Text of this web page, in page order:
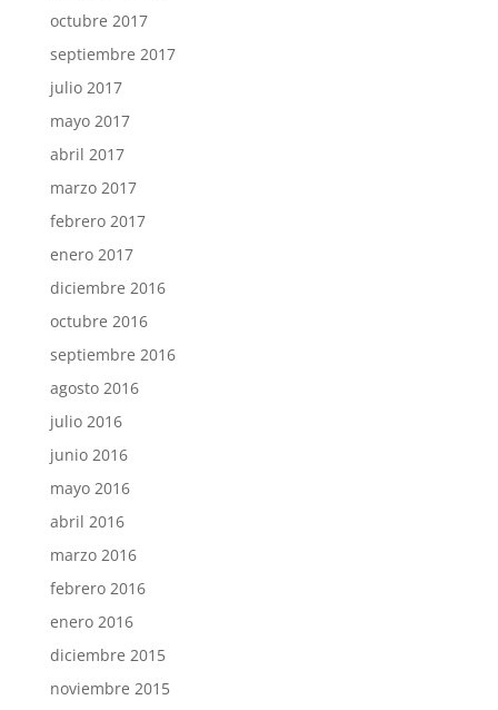
octubre 2017
septiembre 2017
julio 2017
mayo 2017
abril 2017
marzo 2017
febrero 2017
enero 2017
diciembre 2016
octubre 2016
septiembre 2016
agosto 2016
julio 2016
junio 2016
mayo 2016
abril 2016
marzo 2016
febrero 2016
enero 2016
diciembre 2015
noviembre 2015